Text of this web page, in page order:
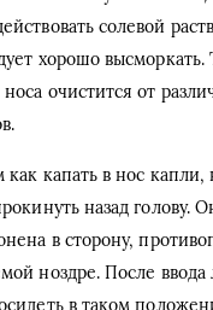
солевой
хорошо
носа очистится от
как капать в нос капли,
назад голову.
в сторону,
ноздре. После ввода
в таком